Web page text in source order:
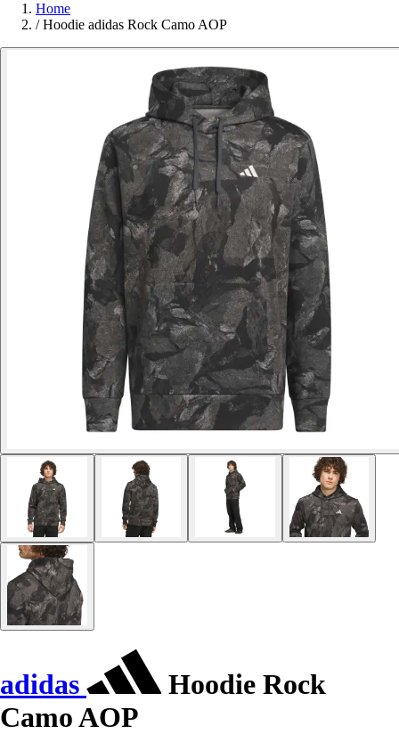
Home
/ Hoodie adidas Rock Camo AOP
adidas
Hoodie Rock
Camo AOP